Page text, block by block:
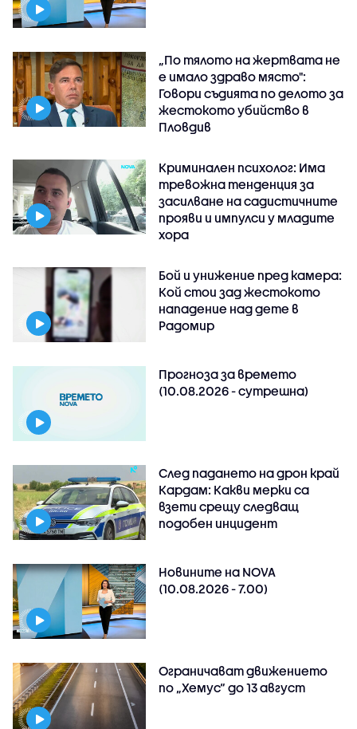
„По тялото на жертвата не
е имало здраво място":
Говори съдията по делото за
жестокото убийство в
Пловдив
Криминален психолог: Има
тревожна тенденция за
засилване на садистичните
прояви и импулси у младите
хора
Бой и унижение пред камера:
Кой стои зад жестокото
нападение над дете в
Радомир
Прогноза за времето
(10.08.2026 - сутрешна)
След падането на дрон край
Кардам: Какви мерки са
взети срещу следващ
подобен инцидент
Новините на NOVA
(10.08.2026 - 7.00)
Ограничават движението
по „Хемус“ до 13 август